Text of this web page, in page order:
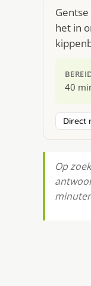
het in
40
Direct
Op